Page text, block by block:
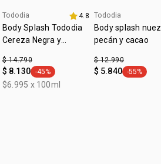
• para todo tipo de piel
Tododia 4.8
Body Splash Tododia
Cereza Negra y
$ 14.790
$ 8.130 general.tag -45%
-45%
$6.995 x 100ml
aniversario
Tododia
Body splash nuez
pecán y cacao
$ 12.990
$ 5.840 -55%